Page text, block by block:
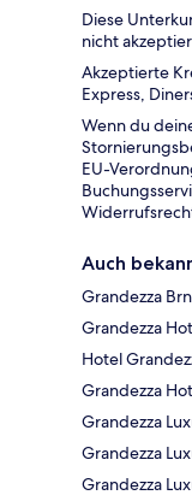
Diese
nicht
Akzeptierte
Express,
Wenn du
EU-
Auch
Grandezza
Grandezza
Hotel
Grandezza
Grandezza
Grandezza
Grandezza